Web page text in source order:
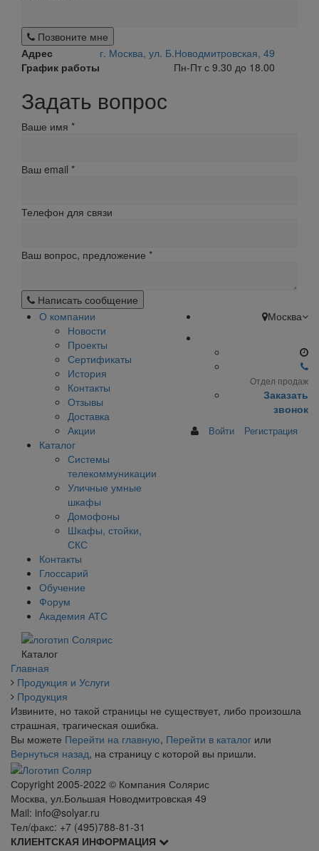
Позвоните мне
Адрес
г. Москва, ул. Б.Новодмитровская, 49
График работы
Пн-Пт с 9.30 до 18.00
Задать вопрос
Ваше имя *
Ваш email *
Телефон для связи
Ваш вопрос, предложение *
Написать сообщение
О компании
Новости
Проекты
Сертификаты
История
Контакты
Отзывы
Доставка
Акции
Каталог
Системы
телекоммуникации
Уличные умные
шкафы
Домофоны
Шкафы, стойки,
СКС
Контакты
Глоссарий
Обучение
Форум
Академия АТС
Москва
Отдел продаж
Заказать
звонок
Войти Регистрация
Каталог
Главная
Продукция и Услуги
Продукция
Извините, но такой страницы не существует, либо произошла
страшная, трагическая ошибка.
Вы можете Перейти на главную, Перейти в каталог или
Вернуться назад, на страницу с которой вы пришли.
Сopyright 2005-2022 © Компания Солярис
Москва, ул.Большая Новодмитровская 49
Mail: info@solyar.ru
Тел/факс: +7 (495)788-81-31
КЛИЕНТСКАЯ ИНФОРМАЦИЯ